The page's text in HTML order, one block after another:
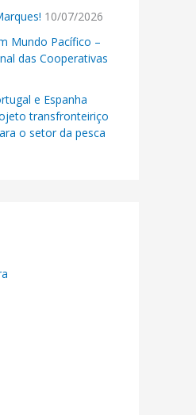
10/07/2026
Mundo Pacífico –
das Cooperativas
e Espanha
transfronteiriço
o setor da pesca